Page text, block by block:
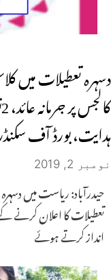
ہدایت، بورڈ آف
نومبر 2, 2019
حیدرآباد: ریاست میں
تعطیلات کا اعلان کرنے
انداز کرتے ہوئے